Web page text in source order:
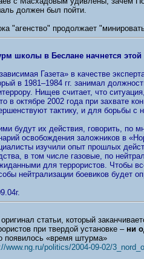
должен был пойти.
"агенство" продолжает
школы в Беслане начнется
Газета» в качестве
в 1981–1984 гг. занимал
Нищев считает, что
в октябре 2002 года при захвате
тактику, и для борьбы с
будут их действия, говорить, по
освобождения заложников в
изучили опыт прошлых
в том числе газовые, по
для террористов. Чтобы
нейтрализации боевиков будет
оригинал статьи, который
при твердой установке – ни
появилось «время штурма»
www.ng.ru/politics/2004-09-02/